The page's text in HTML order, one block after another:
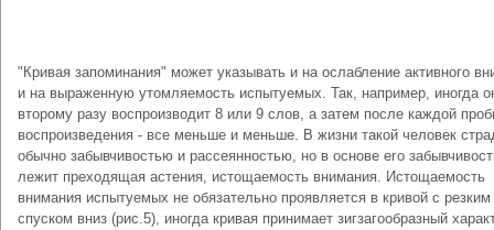
"Кривая запоминания" может указывать и на ослабление активного
и на выраженную утомляемость испытуемых. Так, например, иногда
второму разу воспроизводит 8 или 9 слов, а затем после каждой
воспроизведения - все меньше и меньше. В жизни такой человек
обычно забывчивостью и рассеянностью, но в основе его
лежит преходящая астения, истощаемость внимания. Истощаемость
внимания испытуемых не обязательно проявляется в кривой с резким
спуском вниз (рис.5), иногда кривая принимает зигзагообразный